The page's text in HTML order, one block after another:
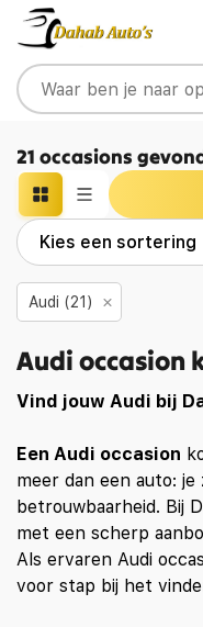
21 occasions
Audi (21)
Audi occasion
Vind jouw Audi bij
Een Audi occasion
meer dan een auto:
betrouwbaarheid. Bij
met een scherp
Als ervaren Audi
voor stap bij het